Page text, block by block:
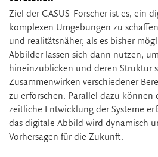
Ziel der CASUS-Forscher ist es, ein
komplexen Umgebungen zu
und realitätsnäher, als es bisher
Abbilder lassen sich dann nutzen,
hineinzublicken und deren Struktur
Zusammenwirken verschiedener
zu erforschen. Parallel dazu können
zeitliche Entwicklung der Systeme
das digitale Abbild wird dynamisch
Vorhersagen für die Zukunft.